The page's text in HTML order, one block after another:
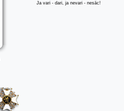
Ja vari - dari, ja nevari - nesāc!